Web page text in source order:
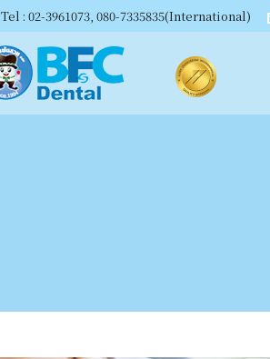
Tel : 02-3961073, 080-7335835(International)